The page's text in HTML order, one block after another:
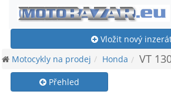
Vložit nový
Motocykly na prodej
Honda VT
Přehled